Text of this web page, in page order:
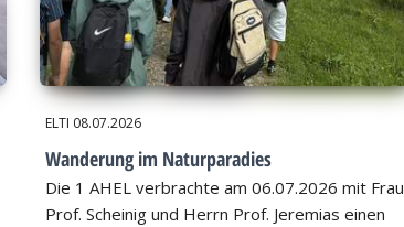
ELTI 08.07.2026
Wanderung im Naturparadies
Die 1 AHEL verbrachte am 06.07.2026 mit Frau
Prof. Scheinig und Herrn Prof. Jeremias einen